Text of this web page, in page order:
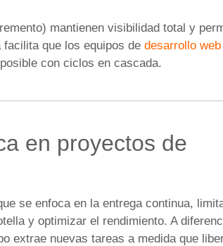
mantienen visibilidad total y
que los equipos de desarrollo
con ciclos en cascada.
en proyectos de
se enfoca en la entrega continua,
y optimizar el rendimiento. A
extrae nuevas tareas a medida que